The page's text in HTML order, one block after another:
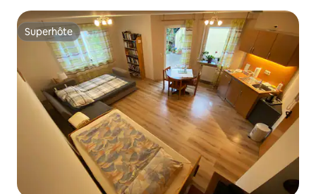
Superhôte
Superhôte